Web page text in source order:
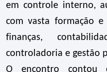
em controle interno,
com vasta formação
finanças,
controladoria e gestão
O encontro contou